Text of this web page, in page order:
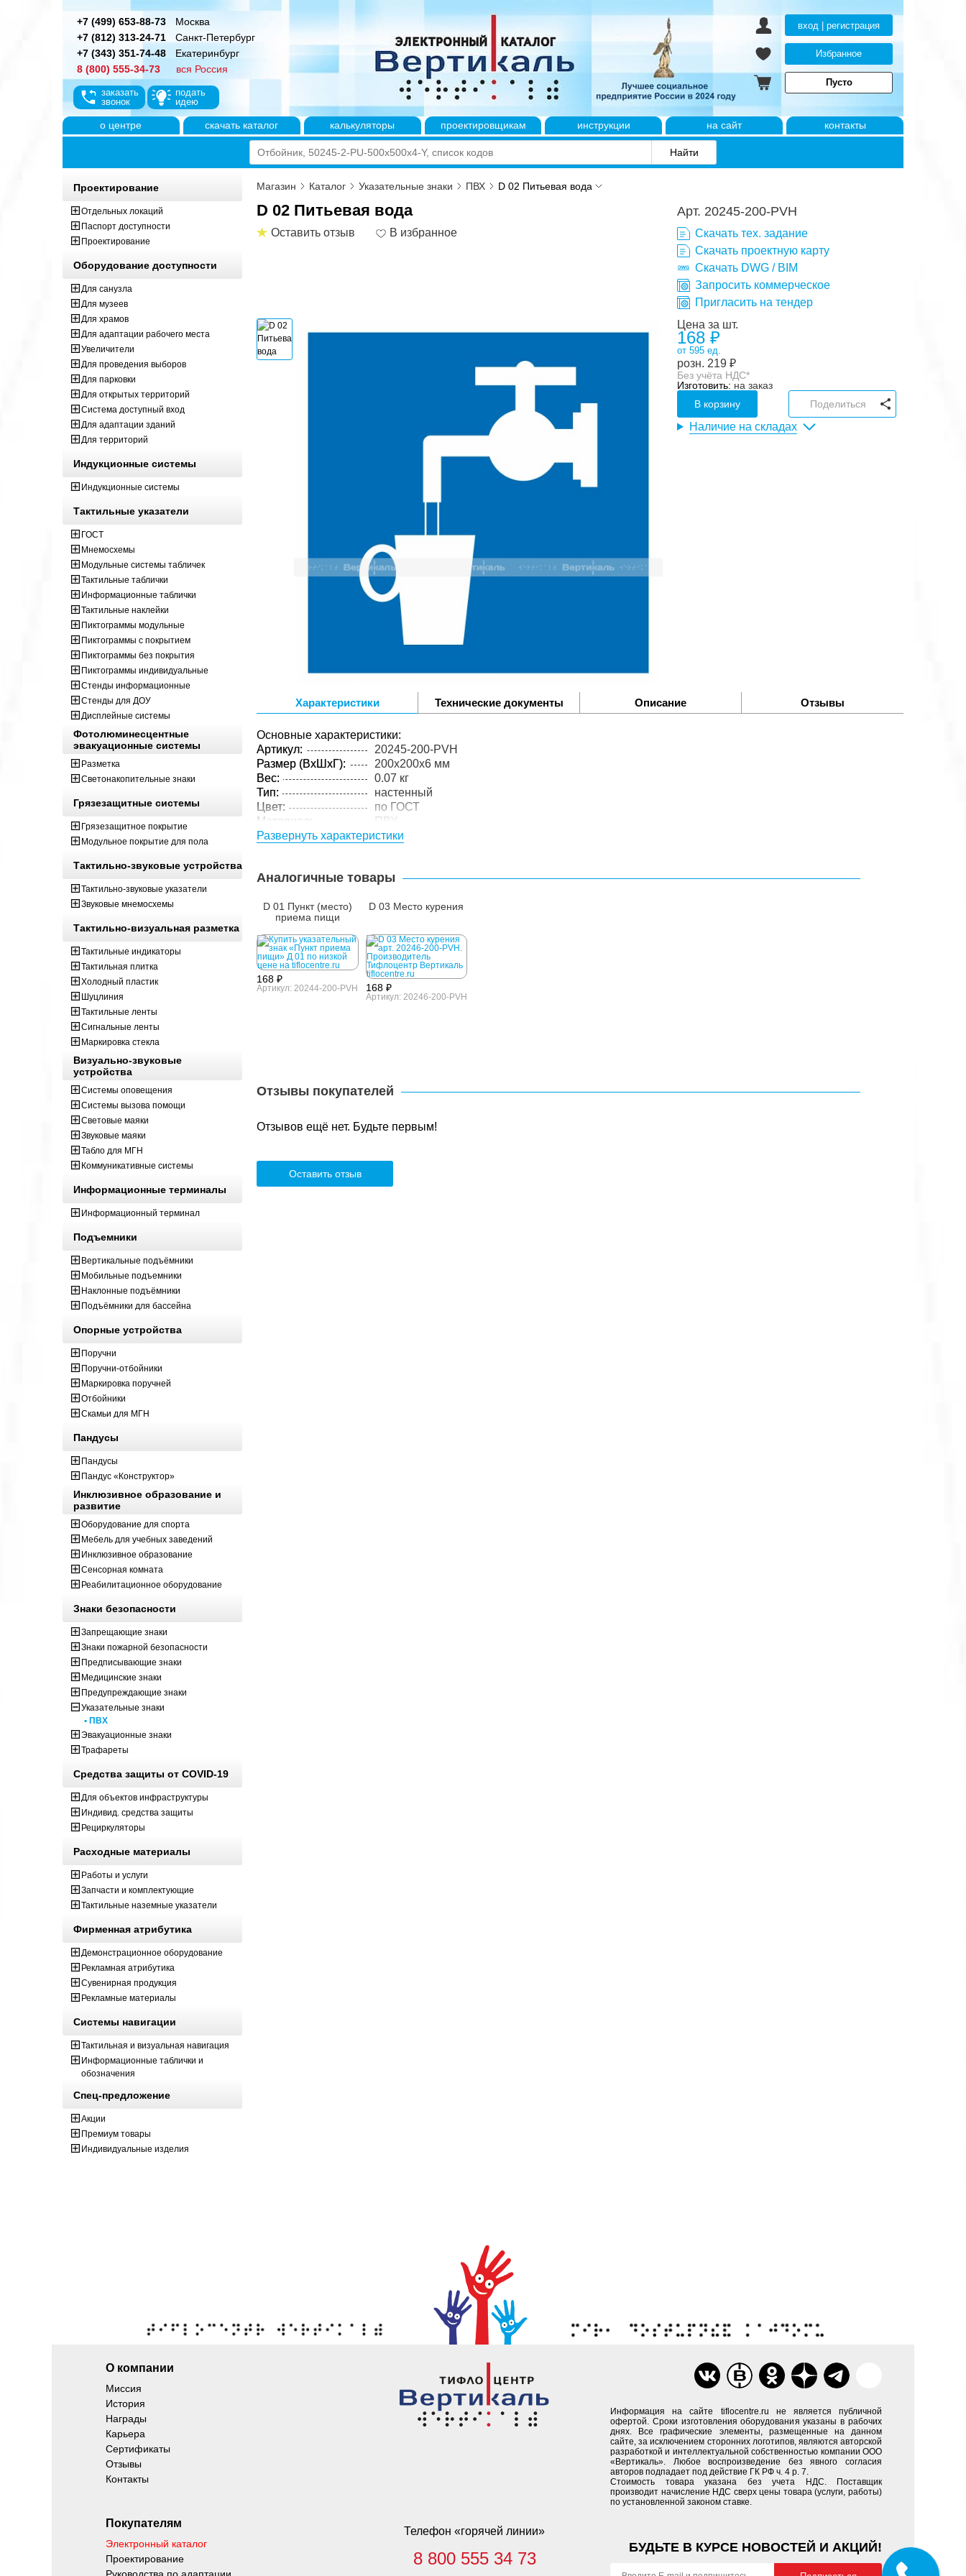
+7 (499) 653-88-73
Москва
+7 (812) 313-24-71
Санкт-Петербург
+7 (343) 351-74-48
Екатеринбург
8 (800) 555-34-73
вся Россия
заказать
звонок
подать
идею
вход | регистрация
Избранное
Пусто
о центре скачать каталог калькуляторы проектировщикам инструкции на сайт контакты
Магазин Каталог Указательные знаки ПВХ D 02 Питьевая вода
D 02 Питьевая вода
Оставить отзыв
Арт. 20245-200-PVH
Скачать тех. задание
Скачать проектную карту
Скачать DWG / BIM
Запросить коммерческое
Пригласить на тендер
Цена за шт.
168 ₽
от 595 ед.
розн. 219 ₽
Без учёта НДС*
Изготовить: на заказ
В корзину
Поделиться
Наличие на складах
Характеристики Технические документы Описание Отзывы
Основные характеристики:
Артикул:
20245-200-PVH
Размер (ВxШxГ):
200x200x6 мм
Вес:
0.07 кг
Тип:
настенный
Цвет:
по ГОСТ
Материал:
ПВХ
Толщина:
3 мм
Размер (ВxШxГ):
205x205x6 мм
Вес:
0.17 кг
Кол-во изделий в
Развернуть характеристики
Аналогичные товары
D 01 Пункт (место)
приема пищи
168 ₽
Артикул: 20244-200-PVH
D 03 Место курения
168 ₽
Артикул: 20246-200-PVH
Отзывы покупателей
Отзывов ещё нет. Будьте первым!
Оставить отзыв
Проектирование
Отдельных локаций
Паспорт доступности
Проектирование
Оборудование доступности
Для санузла
Для музеев
Для храмов
Для адаптации рабочего места
Увеличители
Для проведения выборов
Для парковки
Для открытых территорий
Система доступный вход
Для адаптации зданий
Для территорий
Индукционные системы
Индукционные системы
Тактильные указатели
ГОСТ
Мнемосхемы
Модульные системы табличек
Тактильные таблички
Информационные таблички
Тактильные наклейки
Пиктограммы модульные
Пиктограммы с покрытием
Пиктограммы без покрытия
Пиктограммы индивидуальные
Стенды информационные
Стенды для ДОУ
Дисплейные системы
Фотолюминесцентные
эвакуационные системы
Разметка
Светонакопительные знаки
Грязезащитные системы
Грязезащитное покрытие
Модульное покрытие для пола
Тактильно-звуковые устройства
Тактильно-звуковые указатели
Звуковые мнемосхемы
Тактильно-визуальная разметка
Тактильные индикаторы
Тактильная плитка
Холодный пластик
Шуцлиния
Тактильные ленты
Сигнальные ленты
Маркировка стекла
Визуально-звуковые
устройства
Системы оповещения
Системы вызова помощи
Световые маяки
Звуковые маяки
Табло для МГН
Коммуникативные системы
Информационные терминалы
Информационный терминал
Подъемники
Вертикальные подъёмники
Мобильные подъемники
Наклонные подъёмники
Подъёмники для бассейна
Опорные устройства
Поручни
Поручни-отбойники
Маркировка поручней
Отбойники
Скамьи для МГН
Пандусы
Пандусы
Пандус «Конструктор»
Инклюзивное образование и
развитие
Оборудование для спорта
Мебель для учебных заведений
Инклюзивное образование
Сенсорная комната
Реабилитационное оборудование
Знаки безопасности
Запрещающие знаки
Знаки пожарной безопасности
Предписывающие знаки
Медицинские знаки
Предупреждающие знаки
Указательные знаки
• ПВХ
Эвакуационные знаки
Трафареты
Средства защиты от COVID-19
Для объектов инфраструктуры
Индивид. средства защиты
Рециркуляторы
Расходные материалы
Работы и услуги
Запчасти и комплектующие
Тактильные наземные указатели
Фирменная атрибутика
Демонстрационное оборудование
Рекламная атрибутика
Сувенирная продукция
Рекламные материалы
Системы навигации
Тактильная и визуальная навигация
Информационные таблички и
обозначения
Спец-предложение
Акции
Премиум товары
Индивидуальные изделия
О компании
Миссия
История
Награды
Карьера
Сертификаты
Отзывы
Контакты
Информация на сайте tiflocentre.ru не является публичной
офертой. Сроки изготовления оборудования указаны в рабочих
днях. Все графические элементы, размещенные на данном
сайте, за исключением сторонних логотипов, являются авторской
разработкой и интеллектуальной собственностью компании ООО
«Вертикаль». Любое воспроизведение без явного согласия
авторов подпадает под действие ГК РФ ч. 4 р. 7.
Стоимость товара указана без учета НДС. Поставщик
производит начисление НДС сверх цены товара (услуги, работы)
по установленной законом ставке.
Покупателям
Электронный каталог
Проектирование
Телефон «горячей линии»
8 800 555 34 73
БУДЬТЕ В КУРСЕ НОВОСТЕЙ И АКЦИЙ!